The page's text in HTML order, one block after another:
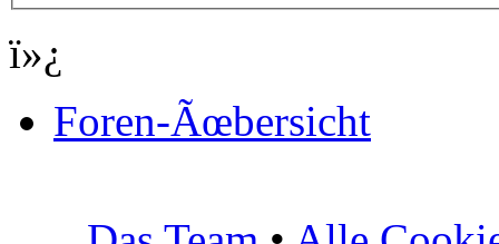
ï»¿
Foren-Ãœbersicht